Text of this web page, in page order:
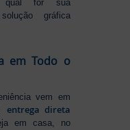
qual for sua
gráfica
em Todo o
vem em
entrega direta
em casa, no